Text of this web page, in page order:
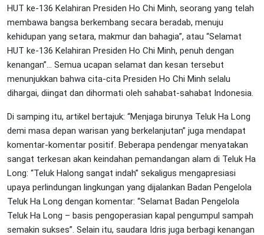
HUT ke-136 Kelahiran Presiden Ho Chi Minh, seorang yang telah
membawa bangsa berkembang secara beradab, menuju
kehidupan yang setara, makmur dan bahagia”, atau “Selamat
HUT ke-136 Kelahiran Presiden Ho Chi Minh, penuh dengan
kenangan”... Semua ucapan selamat dan kesan tersebut
menunjukkan bahwa cita-cita Presiden Ho Chi Minh selalu
dihargai, diingat dan dihormati oleh sahabat-sahabat Indonesia.
Di samping itu, artikel bertajuk: “Menjaga birunya Teluk Ha Long
demi masa depan warisan yang berkelanjutan” juga mendapat
komentar-komentar positif. Beberapa pendengar menyatakan
sangat terkesan akan keindahan pemandangan alam di Teluk Ha
Long: “Teluk Halong sangat indah” sekaligus mengapresiasi
upaya perlindungan lingkungan yang dijalankan Badan Pengelola
Teluk Ha Long dengan komentar: “Selamat Badan Pengelola
Teluk Ha Long – basis pengoperasian kapal pengumpul sampah
semakin sukses”. Selain itu, saudara Idris juga berbagi kenangan